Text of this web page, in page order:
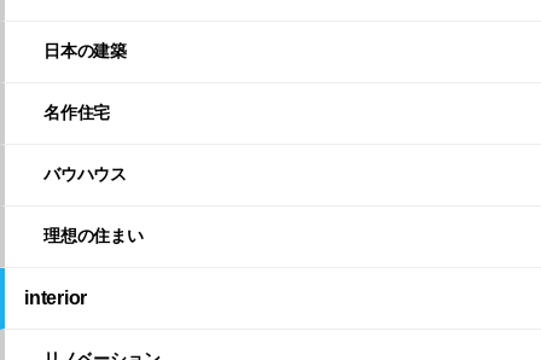
日本の建築
名作住宅
バウハウス
理想の住まい
interior